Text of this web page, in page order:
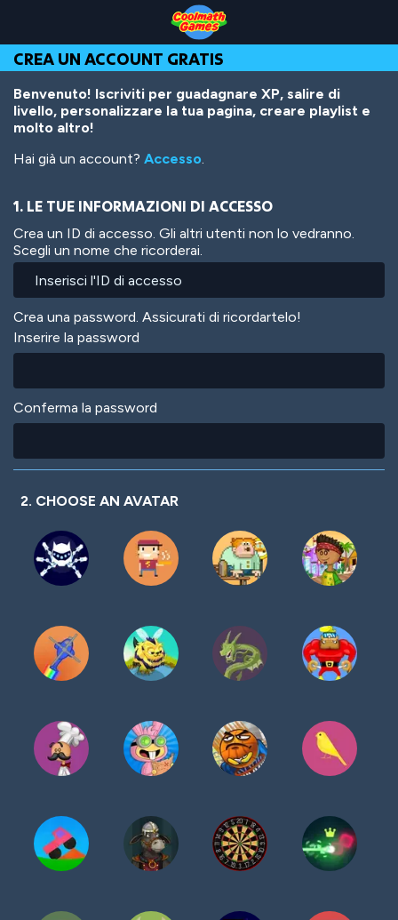
Top
of
Page
Navigation
Main
Content
Footer
contenuto
principale
CREA UN ACCOUNT GRATIS
Benvenuto! Iscriviti per guadagnare XP, salire di
livello, personalizzare la tua pagina, creare playlist e
molto altro!
Hai già un account? Accesso.
1. LE TUE INFORMAZIONI DI ACCESSO
Crea un ID di accesso. Gli altri utenti non lo vedranno.
Scegli un nome che ricorderai.
Crea una password. Assicurati di ricordartelo!
Inserire la password
Conferma la password
2. CHOOSE AN AVATAR